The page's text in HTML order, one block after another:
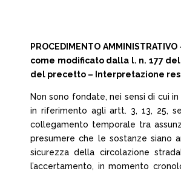
PROCEDIMENTO
come modificato dalla l. n. 177
del precetto – Interpretazione
Non sono fondate, nei sensi di cui
in riferimento agli artt. 3, 13, 25,
collegamento temporale tra
presumere che le sostanze siano
sicurezza della circolazione
l’accertamento, in momento